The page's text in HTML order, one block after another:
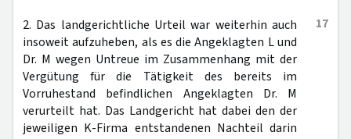
17
2. Das landgerichtliche Urteil war weiterhin auch
insoweit aufzuheben, als es die Angeklagten L und
Dr. M wegen Untreue im Zusammenhang mit der
Vergütung für die Tätigkeit des bereits im
Vorruhestand befindlichen Angeklagten Dr. M
verurteilt hat. Das Landgericht hat dabei den der
jeweiligen K-Firma entstandenen Nachteil darin